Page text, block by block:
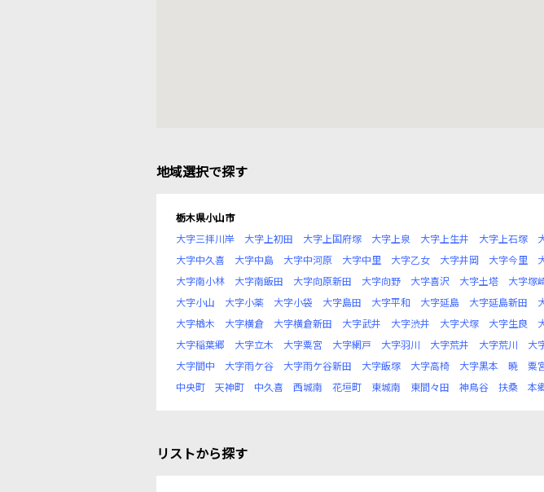
地域選択で探す
栃木県小山市
大字三拝川岸
大字上初田 大字上国府塚 大字上泉 大字上生井 大字上石塚
大字中久喜
大字中島 大字中河原 大字中里 大字乙女 大字井岡 大字今里
大字南小林
大字南飯田 大字向原新田 大字向野 大字喜沢 大字土塔 大字塚
大字小山
大字小薬 大字小袋 大字島田 大字平和 大字延島 大字延島新田
大字楢木
大字横倉 大字横倉新田 大字武井 大字渋井 大字犬塚 大字生良
大字稲葉郷
大字立木 大字粟宮 大字網戸 大字羽川 大字荒井 大字荒川 大
大字間中
大字雨ケ谷 大字雨ケ谷新田 大字飯塚 大字高椅 大字黒本 暁 粟
中央町
天神町 中久喜 西城南 花垣町 東城南 東間々田 神鳥谷 扶桑 本
リストから探す